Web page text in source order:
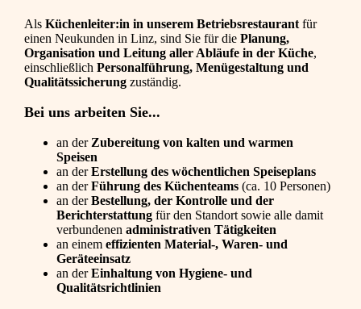
Als Küchenleiter:in in unserem Betriebsrestaurant für
einen Neukunden in Linz, sind Sie für die Planung,
Organisation und Leitung aller Abläufe in der Küche,
einschließlich Personalführung, Menügestaltung und
Qualitätssicherung zuständig.
Bei uns arbeiten Sie...
an der Zubereitung von kalten und warmen
Speisen
an derErstellung des wöchentlichen Speiseplans
an derFührung des Küchenteams (ca. 10 Personen)
an derBestellung, der Kontrolle und der
Berichterstattung für den Standort sowie alle damit
verbundenen administrativen Tätigkeiten
an einem effizienten Material-, Waren- und
Geräteeinsatz
an derEinhaltung von Hygiene- und
Qualitätsrichtlinien